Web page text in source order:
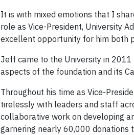
It is with mixed emotions that I
role as Vice-President, University
excellent opportunity for him both
Jeff came to the University in
aspects of the foundation and its
Throughout his time as Vice-
tirelessly with leaders and staff
collaborative work on developing
garnering nearly 60,000 donations